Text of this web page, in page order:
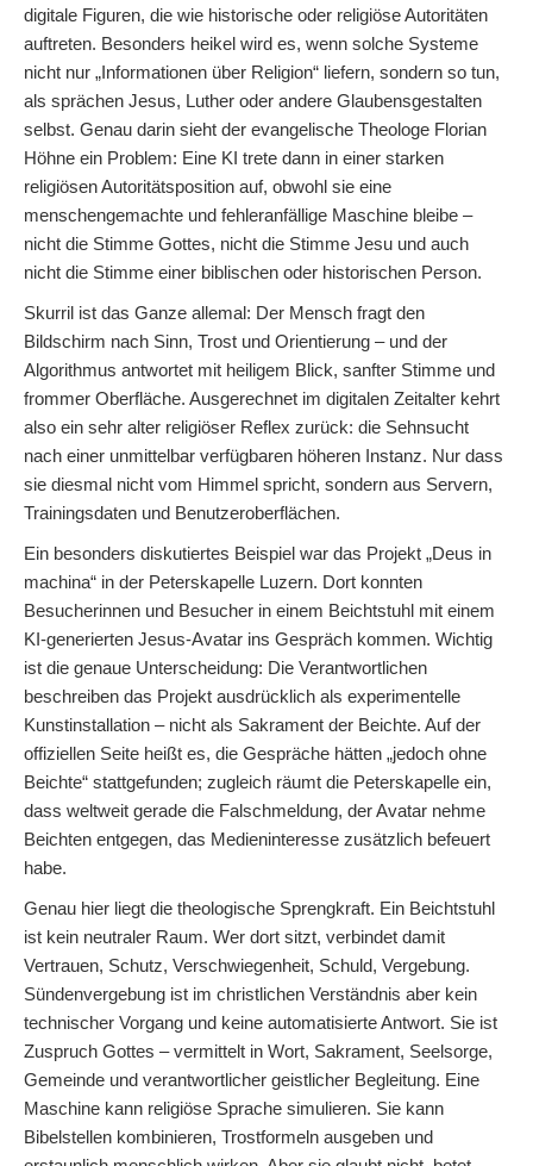
digitale Figuren, die wie historische oder religiöse Autoritäten
auftreten. Besonders heikel wird es, wenn solche Systeme
nicht nur „Informationen über Religion“ liefern, sondern so tun,
als sprächen Jesus, Luther oder andere Glaubensgestalten
selbst. Genau darin sieht der evangelische Theologe Florian
Höhne ein Problem: Eine KI trete dann in einer starken
religiösen Autoritätsposition auf, obwohl sie eine
menschengemachte und fehleranfällige Maschine bleibe –
nicht die Stimme Gottes, nicht die Stimme Jesu und auch
nicht die Stimme einer biblischen oder historischen Person.
Skurril ist das Ganze allemal: Der Mensch fragt den
Bildschirm nach Sinn, Trost und Orientierung – und der
Algorithmus antwortet mit heiligem Blick, sanfter Stimme und
frommer Oberfläche. Ausgerechnet im digitalen Zeitalter kehrt
also ein sehr alter religiöser Reflex zurück: die Sehnsucht
nach einer unmittelbar verfügbaren höheren Instanz. Nur dass
sie diesmal nicht vom Himmel spricht, sondern aus Servern,
Trainingsdaten und Benutzeroberflächen.
Ein besonders diskutiertes Beispiel war das Projekt „Deus in
machina“ in der Peterskapelle Luzern. Dort konnten
Besucherinnen und Besucher in einem Beichtstuhl mit einem
KI-generierten Jesus-Avatar ins Gespräch kommen. Wichtig
ist die genaue Unterscheidung: Die Verantwortlichen
beschreiben das Projekt ausdrücklich als experimentelle
Kunstinstallation – nicht als Sakrament der Beichte. Auf der
offiziellen Seite heißt es, die Gespräche hätten „jedoch ohne
Beichte“ stattgefunden; zugleich räumt die Peterskapelle ein,
dass weltweit gerade die Falschmeldung, der Avatar nehme
Beichten entgegen, das Medieninteresse zusätzlich befeuert
habe.
Genau hier liegt die theologische Sprengkraft. Ein Beichtstuhl
ist kein neutraler Raum. Wer dort sitzt, verbindet damit
Vertrauen, Schutz, Verschwiegenheit, Schuld, Vergebung.
Sündenvergebung ist im christlichen Verständnis aber kein
technischer Vorgang und keine automatisierte Antwort. Sie ist
Zuspruch Gottes – vermittelt in Wort, Sakrament, Seelsorge,
Gemeinde und verantwortlicher geistlicher Begleitung. Eine
Maschine kann religiöse Sprache simulieren. Sie kann
Bibelstellen kombinieren, Trostformeln ausgeben und